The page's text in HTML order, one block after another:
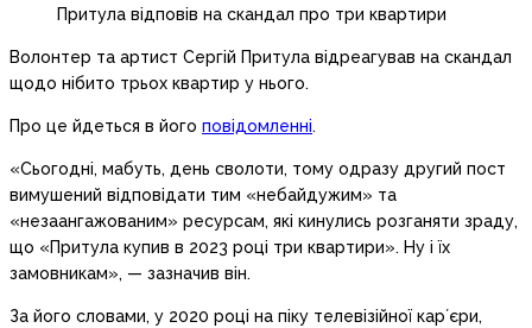
Волонтер та артист Сергій Притула відреагував на скандал
щодо нібито трьох квартир у нього.
Про це йдеться в його повідомленні.
«Сьогодні, мабуть, день сволоти, тому одразу другий пост
вимушений відповідати тим «небайдужим» та
«незаангажованим» ресурсам, які кинулись розганяти зраду,
що «Притула купив в 2023 році три квартири». Ну і їх
замовникам», — зазначив він.
За його словами, у 2020 році на піку телевізійної карʼєри,